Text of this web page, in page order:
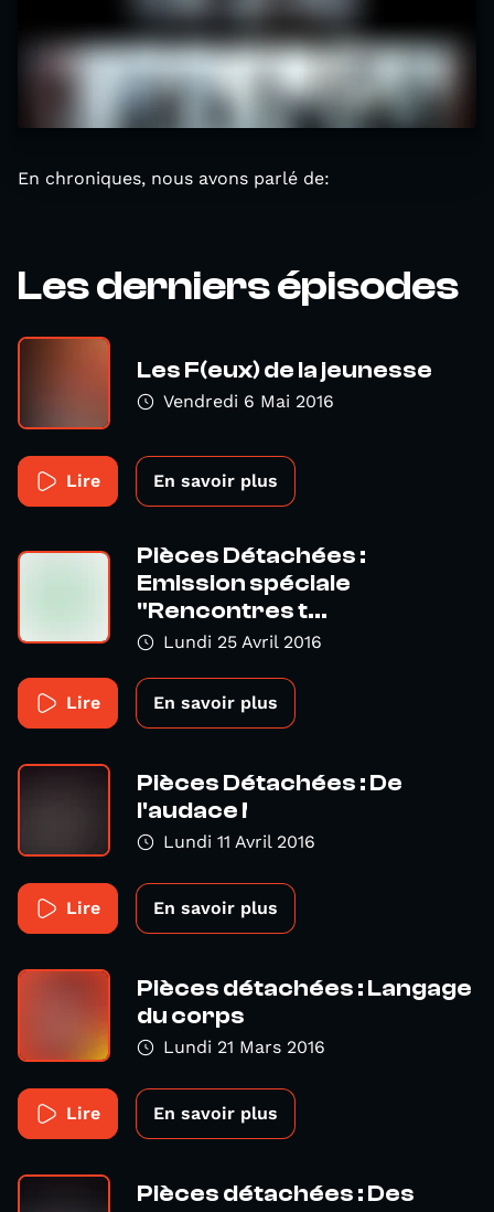
En chroniques, nous avons parlé de:
Les derniers épisodes
Les F(eux) de la jeunesse
Vendredi 6 Mai 2016
Lire En savoir plus
Pièces Détachées :
Emission spéciale
"Rencontres t...
Lundi 25 Avril 2016
Lire En savoir plus
Pièces Détachées : De
l'audace !
Lundi 11 Avril 2016
Lire En savoir plus
Pièces détachées : Langage
du corps
Lundi 21 Mars 2016
Lire En savoir plus
Pièces détachées : Des